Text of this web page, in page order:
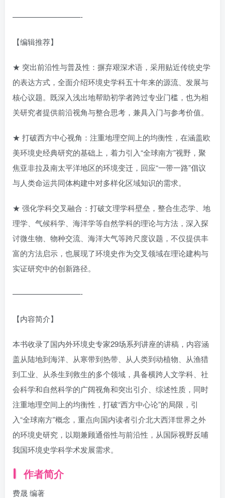
—————————-
【编辑推荐】
★ 突出前沿性与普及性：摒弃艰深术语，采用贴近传统史学
的表达方式，全面介绍环境史学科五十年来的源流、发展与
核心议题。既深入浅出地帮助初学者跨过专业门槛，也为相
关研究者提供前沿视角与整合思考，兼具入门与参考价值。
★ 打破西方中心视角：注重地理空间上的均衡性，在涵盖欧
美环境史经典研究的基础上，着力引入“全球南方”视野，聚
焦亚非拉及南太平洋地区的环境变迁，回应“一带一路”倡议
与人类命运共同体构建中对多样化区域知识的需求。
★ 强化学科交叉融合：打破文理学科壁垒，整合生态学、地
理学、气候科学、海洋学等自然学科的理论与方法，深入探
讨微生物、物种交流、海洋大气等跨尺度议题，不仅提供丰
富的方法启示，也展现了环境史作为交叉领域在理论建构与
实证研究中的创新路径。
—————————-
【内容简介】
本书收录了国内外环境史专家29场系列讲座的讲稿，内容涵
盖从陆地到海洋、从寒带到热带、从人类到动植物、从渔猎
到工业、从杀生到救生的多个领域，具备横跨人文学科、社
会科学和自然科学的广阔视角和突出引介、综述性质，同时
注重地理空间上的均衡性，打破“西方中心论”的局限，引
入“全球南方”概念，重点向国内读者引介北大西洋世界之外
的环境史研究，以期兼顾通俗性与前沿性，从国际视野反哺
我国环境史学科学术发展需求。
作者简介
费晟 编著